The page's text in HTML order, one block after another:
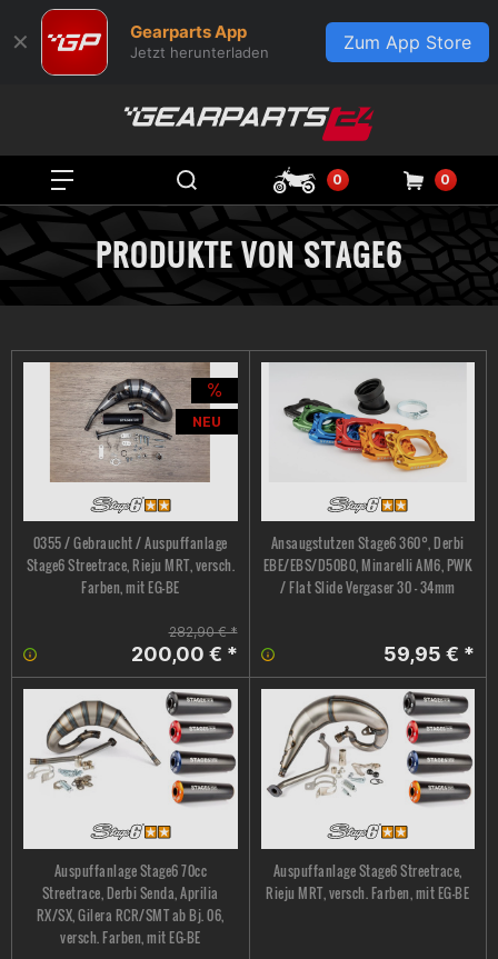
✕ Gearparts App
Jetzt herunterladen Zum App Store
0 0
PRODUKTE VON STAGE6
NEU
0355 / Gebraucht / Auspuffanlage
Stage6 Streetrace, Rieju MRT, versch.
Farben, mit EG-BE
282,90 € *
200,00 € *
Ansaugstutzen Stage6 360°, Derbi
EBE/EBS/D50B0, Minarelli AM6, PWK
/ Flat Slide Vergaser 30 - 34mm
59,95 € *
Auspuffanlage Stage6 70cc
Streetrace, Derbi Senda, Aprilia
RX/SX, Gilera RCR/SMT ab Bj. 06,
versch. Farben, mit EG-BE
Auspuffanlage Stage6 Streetrace,
Rieju MRT, versch. Farben, mit EG-BE